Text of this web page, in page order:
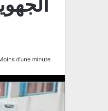
d’une minute